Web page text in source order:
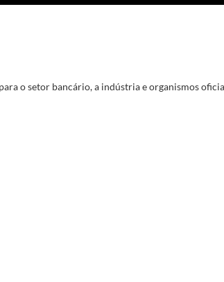
o setor bancário, a indústria e organismos